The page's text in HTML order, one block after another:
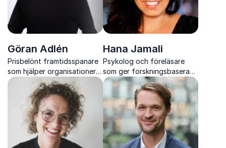
Göran Adlén
Prisbelönt framtidsspanare
som hjälper organisationer
att förstå förändring och
agera med större trygghet
Hana Jamali
Psykolog och föreläsare
som ger forskningsbaserade
verktyg för krisledning,
tillitsbaserat ledarskap och
hållbara organisationer.